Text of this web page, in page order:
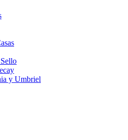
y Umbriel